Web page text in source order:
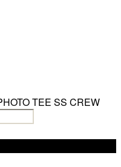
TEE SS CREW